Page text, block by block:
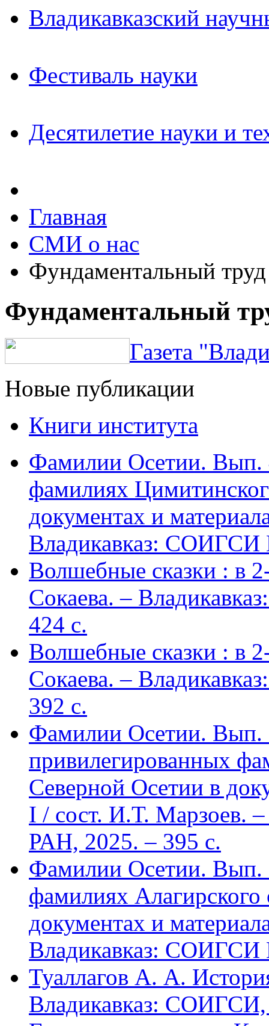
Владикавказский
Фестиваль науки
Десятилетие науки и
Главная
СМИ о нас
Фундаментальный труд
Фундаментальный
Газета
Новые публикации
Книги института
Фамилии Осетии. Вып.
фамилиях
документах и
Владикавказ:
Волшебные сказки : в
Сокаева. –
424 c.
Волшебные сказки : в
Сокаева. –
392 c.
Фамилии Осетии. Вып.
привилегированных
Северной Осетии в
I / сост. И.Т. Марзоев.
РАН, 2025. – 395 с.
Фамилии Осетии. Вып.
фамилиях
документах и
Владикавказ:
Туаллагов А. А.
Владикавказ: СОИГСИ,